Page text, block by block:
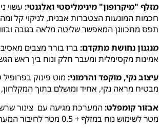
מזלף "מיקרופון" מינימליסטי ואלגנטי:
חכמות המונעות הצטברות אבנית, לניקוי קל
תפס מתכוונן המאפשר שליטה מלאה בגובה
מנגנון נחושת מתקדם:ברז בורר מצבים
אמינות מקסימלית ומעבר חלק ונוח בין ראש
עיצוב נקי, מוקפד והרמוני: מוט פינוק בפרופיל
מבטיח מראה נקי, אחיד ומושלם בתוך המקלחון,
אבזור קומפלט:המערכת מגיעה עם צינור
מטר לשימוש נוח במזלף + 0.5 מטר לחיבור המערכת).